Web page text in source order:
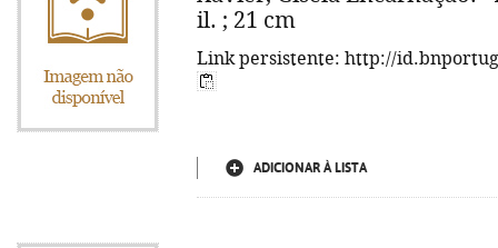
il. ; 21 cm
Link persistente: http://
ADICIONAR À LISTA